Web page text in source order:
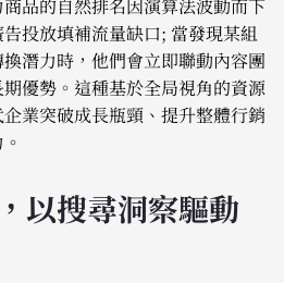
品的自然排名因演算法波動而下
投放填補流量缺口; 當發現某組
潛力時，他們會立即聯動內容團
優勢。這種基於全局視角的資源
業突破成長瓶頸、提升整體行銷
以搜尋洞察驅動